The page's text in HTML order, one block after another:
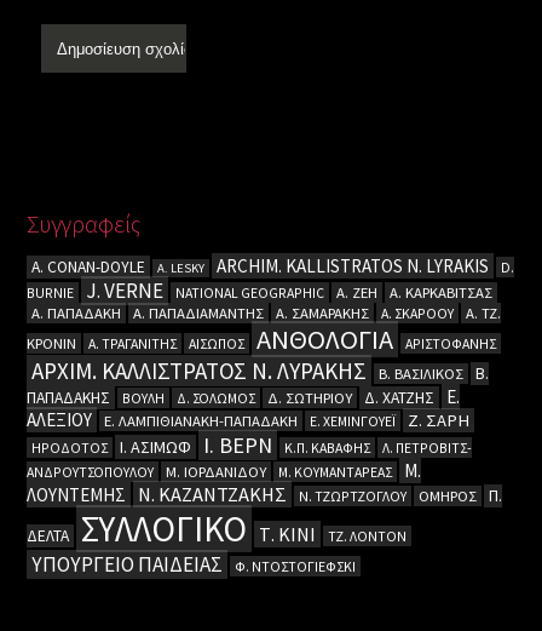
Συγγραφείς
A. CΟΝΑΝ-DOYLE A. LESKY ARCHIM. KALLISTRATOS N. LYRAKIS
D.
BURNIE
J. VERNE NATIONAL GEOGRAPHIC Α. ΖΕΗ
Α. ΚΑΡΚΑΒΙΤΣΑΣ
Α. ΠΑΠΑΔΑΚΗ
Α. ΠΑΠΑΔΙΑΜΑΝΤΗΣ Α. ΣΑΜΑΡΑΚΗΣ Α. ΣΚΑΡΟΟΥ
Α. ΤΖ.
ΚΡΟΝΙΝ
Α. ΤΡΑΓΑΝΙΤΗΣ ΑΙΣΩΠΟΣ ΑΝΘΟΛΟΓΙΑ ΑΡΙΣΤΟΦΑΝΗΣ
ΑΡΧΙΜ. ΚΑΛΛΙΣΤΡΑΤΟΣ Ν. ΛΥΡΑΚΗΣ Β. ΒΑΣΙΛΙΚΟΣ
Β.
ΠΑΠΑΔΑΚΗΣ
ΒΟΥΛΗ Δ. ΣΟΛΩΜΟΣ Δ. ΣΩΤΗΡΙΟΥ Δ. ΧΑΤΖΗΣ
Ε.
ΑΛΕΞΙΟΥ
Ε. ΛΑΜΠΙΘΙΑΝΑΚΗ-ΠΑΠΑΔΑΚΗ Ε. ΧΕΜΙΝΓΟΥΕΪ Ζ. ΣΑΡΗ
ΗΡΟΔΟΤΟΣ Ι. ΑΣΙΜΩΦ Ι. ΒΕΡΝ Κ.Π. ΚΑΒΑΦΗΣ
Λ. ΠΕΤΡΟΒΙΤΣ-
ΑΝΔΡΟΥΤΣΟΠΟΥΛΟΥ
Μ. ΙΟΡΔΑΝΙΔΟΥ Μ. ΚΟΥΜΑΝΤΑΡΕΑΣ
Μ.
ΛΟΥΝΤΕΜΗΣ
Ν. ΚΑΖΑΝΤΖΑΚΗΣ Ν. ΤΖΩΡΤΖΟΓΛΟΥ ΟΜΗΡΟΣ
Π.
ΔΕΛΤΑ
ΣΥΛΛΟΓΙΚΟ Τ. ΚΙΝΙ ΤΖ. ΛΟΝΤΟΝ
ΥΠΟΥΡΓΕΙΟ ΠΑΙΔΕΙΑΣ Φ. ΝΤΟΣΤΟΓΙΕΦΣΚΙ